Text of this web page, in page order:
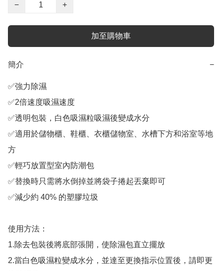
−
+
加至購物車
簡介 −
✅強力除濕
✅2倍速度吸濕速度
✅透明包裝，白色吸濕粒吸濕後變成水分
✅適用於儲物櫃、鞋櫃、衣櫃儲物室、水槽下方和浴室等地
方
✅輕巧放置型室內防潮包
✅替換時只需將水倒掉並將袋子捲起丟棄即可
✅減少約 40% 的塑膠垃圾
使用方法：
1.除去包裝後將底部張開，使除濕包直立擺放
2.當白色吸濕粒變成水分，並達至更換指示位置後，請即更